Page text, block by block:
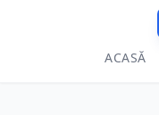
ACASĂ